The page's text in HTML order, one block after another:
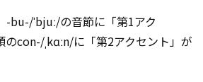
ˈbjuː/の音節に「第1アク
のcon-/ˌkɑːn/に「第2アクセント」が